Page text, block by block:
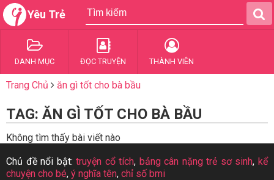
Yêu Trẻ
DANH MỤC ĐỌC TRUYỆN THÀNH VIÊN
Trang Chủ ăn gì tốt cho bà bầu
TAG: ĂN GÌ TỐT CHO BÀ BẦU
Không tìm thấy bài viết nào
Chủ đề nổi bật:truyện cổ tích, bảng cân nặng trẻ sơ sinh,kể
chuyện cho bé, ý nghĩa tên, chỉ số bmi